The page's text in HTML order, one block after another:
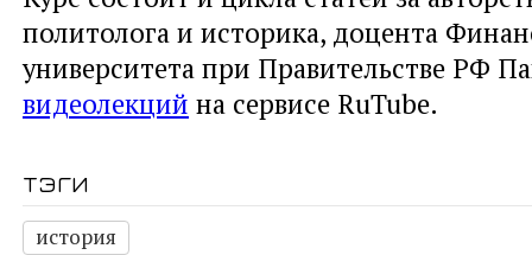
политолога и историка, доцента
университета при Правительстве РФ
видеолекций на сервисе RuTube.
тэги
история